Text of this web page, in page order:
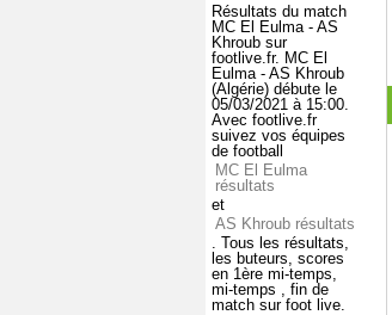
Résultats du match
MC El Eulma - AS
Khroub sur
footlive.fr. MC El
Eulma - AS Khroub
(Algérie) débute le
05/03/2021 à 15:00.
Avec footlive.fr
suivez vos équipes
de football
MC El Eulma
résultats
et
AS Khroub résultats
. Tous les résultats,
les buteurs, scores
en 1ère mi-temps,
mi-temps , fin de
match sur foot live.